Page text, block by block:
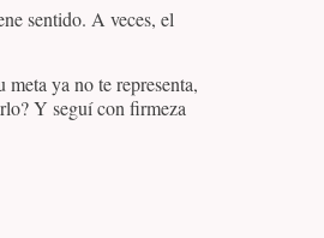
sentido. A veces, el
ya no te representa,
Y seguí con firmeza